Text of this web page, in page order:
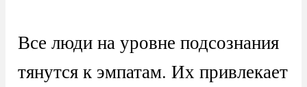
Все люди на уровне подсознания
тянутся к эмпатам. Их привлекает